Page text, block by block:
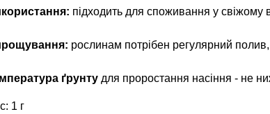
підходить для споживання у свіжому
рослинам потрібен регулярний
ґрунту для проростання насіння - не
1 г